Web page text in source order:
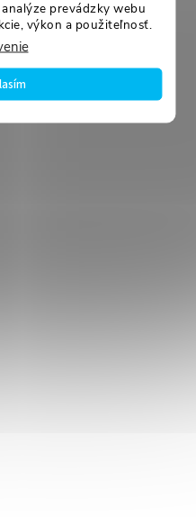
prevádzky webu
výkon a použiteľnosť.